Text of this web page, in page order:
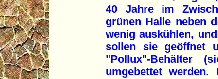
40 Jahre im
grünen Halle neben
wenig auskühlen,
sollen sie geöffnet
"Pollux"-Behälter
umgebettet werden.